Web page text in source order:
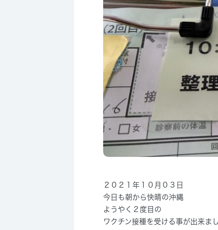
２０２１年１０月０３日
今日も朝から快晴の沖縄
ようやく２度目の
ワクチン接種を受ける事が出来ま